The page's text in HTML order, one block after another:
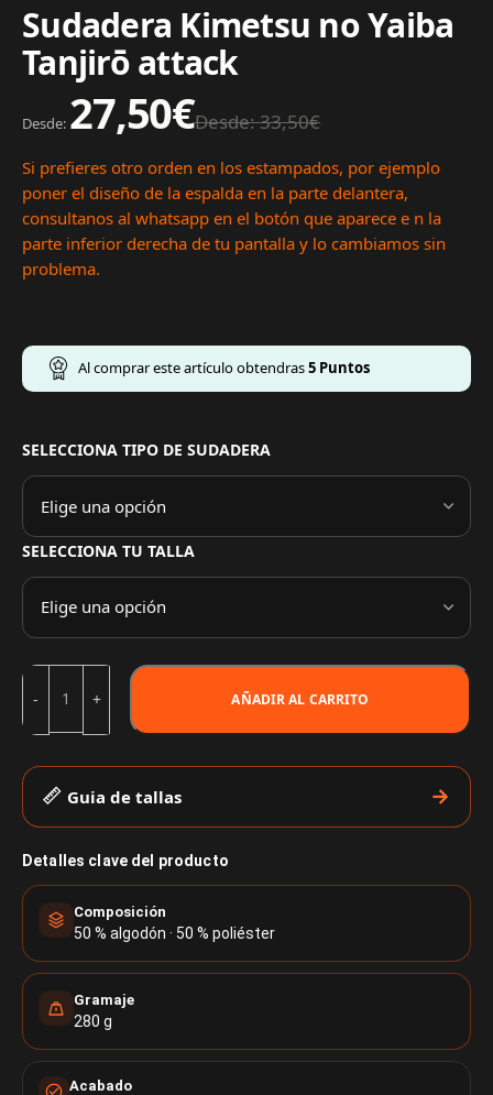
Sudadera Kimetsu no Yaiba
Tanjirō attack
Desde:33,50€
Desde: 27,50€
Si prefieres otro orden en los estampados, por ejemplo
poner el diseño de la espalda en la parte delantera,
consultanos al whatsapp en el botón que aparece e n la
parte inferior derecha de tu pantalla y lo cambiamos sin
problema.
Al comprar este artículo obtendras5 Puntos
SELECCIONA TIPO DE SUDADERA
SELECCIONA TU TALLA
AÑADIR AL CARRITO
Guia de tallas
Detalles clave del producto
Composición
50 % algodón · 50 % poliéster
Gramaje
280 g
Acabado